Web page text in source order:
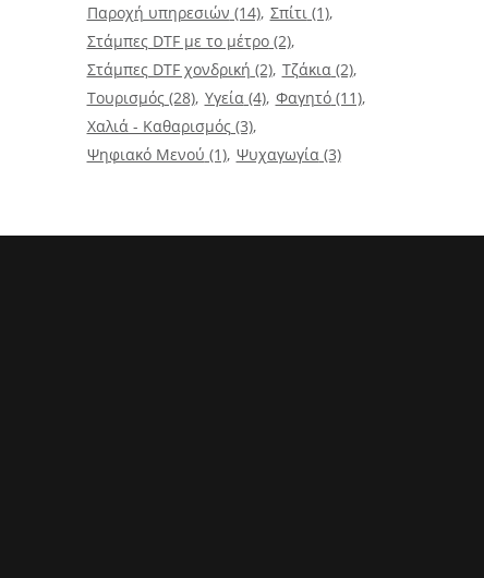
Παροχή υπηρεσιών (14) Σπίτι (1)
Στάμπες DTF με το μέτρο(2)
Στάμπες DTF χονδρική (2) Τζάκια (2)
Τουρισμός(28) Υγεία (4) Φαγητό(11)
Χαλιά - Καθαρισμός(3)
Ψηφιακό Μενού (1) Ψυχαγωγία (3)